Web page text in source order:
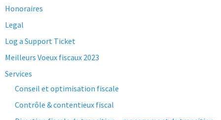
Honoraires
Legal
Log a Support Ticket
Meilleurs Voeux fiscaux 2023
Services
Conseil et optimisation fiscale
Contrôle & contentieux fiscal